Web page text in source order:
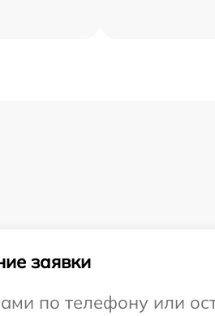
заявки
по телефону или